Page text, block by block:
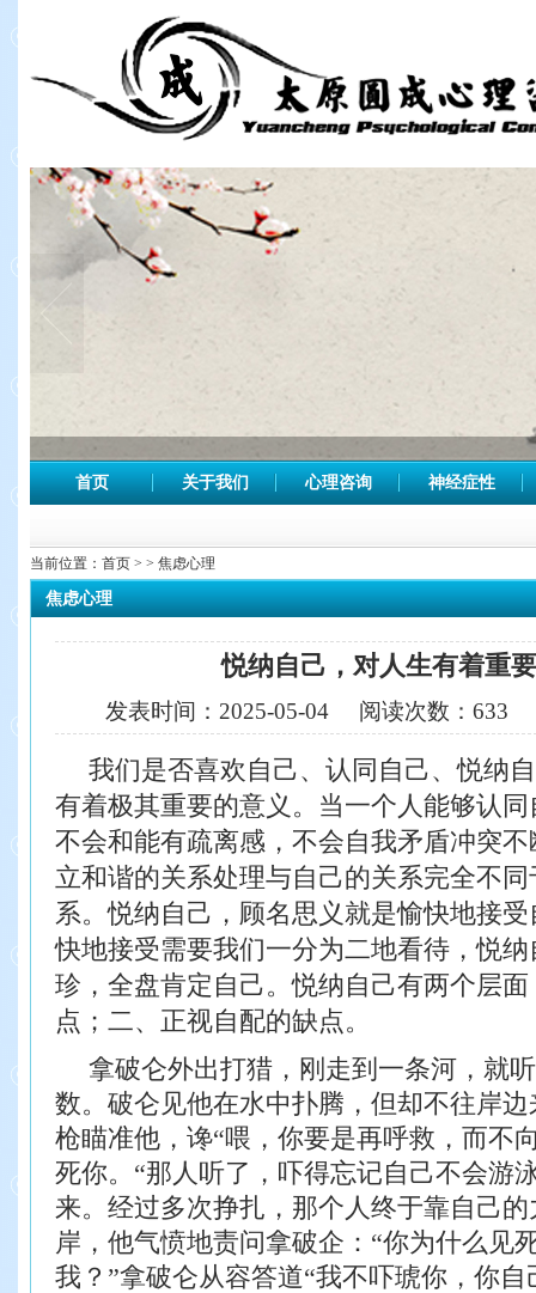
首页 关于我们 心理咨询 神经症性
当前位置： 首页 > > 焦虑心理
焦虑心理
悦纳自己，对人生有着重
发表时间： 2025-05-04 阅读次数： 633
我们是否喜欢自己、认同自己、悦纳
有着极其重要的意义。当一个人能够认
不会和能有疏离感，不会自我矛盾冲突
立和谐的关系处理与自己的关系完全不
系。悦纳自己，顾名思义就是愉快地接
快地接受需要我们一分为二地看待，悦
珍，全盘肯定 自己。悦纳自己有两个层
点；二、正视自配的缺点。
拿破仑外出打猎，刚走到一条河，就
数。 破仑见他在水中扑腾，但却不往岸
枪瞄准他，谗“喂，你要是再呼救，而不
死你。“那人听了， 吓得忘记自己不会游
来。经过多次挣扎，那个人终于靠自己
岸，他气愤地责问拿破企：“你为什么见
我？”拿破仑从容答道“我不吓琥你， 你自